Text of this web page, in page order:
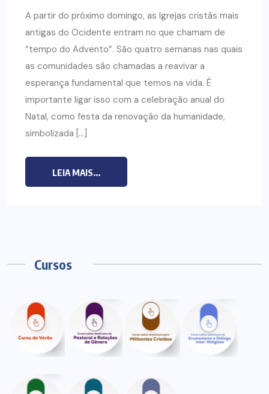
A partir do próximo domingo, as Igrejas cristãs mais
antigas do Ocidente entram no que chamam de
“tempo do Advento”. São quatro semanas nas quais
as comunidades são chamadas a reavivar a
esperança fundamental que temos na vida. É
importante ligar isso com a celebração anual do
Natal, como festa da renovação da humanidade,
simbolizada […]
LEIA MAIS...
Cursos